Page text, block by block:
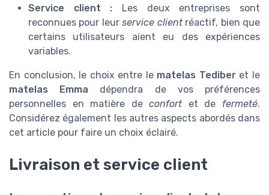
Service client : Les deux entreprises sont
reconnues pour leurservice clientréactif, bien que
certains utilisateurs aient eu des expériences
variables.
En conclusion, le choix entre le matelas Tediberet le
matelas Emma dépendra de vos préférences
personnelles en matière deconfortet de fermeté.
Considérez également les autres aspects abordés dans
cet article pour faire un choix éclairé.
Livraison et service client